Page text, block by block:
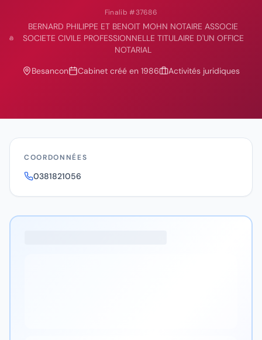
Finalib #37686
BERNARD PHILIPPE ET BENOIT MOHN NOTAIRE ASSOCIE
SOCIETE CIVILE PROFESSIONNELLE TITULAIRE D'UN OFFICE
NOTARIAL
Besancon
Cabinet créé en 1986 Activités juridiques
COORDONNÉES
0381821056